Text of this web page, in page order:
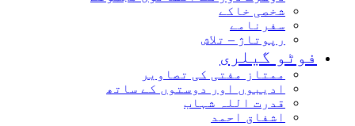
شخصی خاکے
سفرنامے
رپوتاژ – تلاش
فوٹو گیلری
ممتاز مفتی کی تصاویر
ادیبوں اور دوستوں کے ساتھ
قدرت اللہ شہاب
اشفاق احمد